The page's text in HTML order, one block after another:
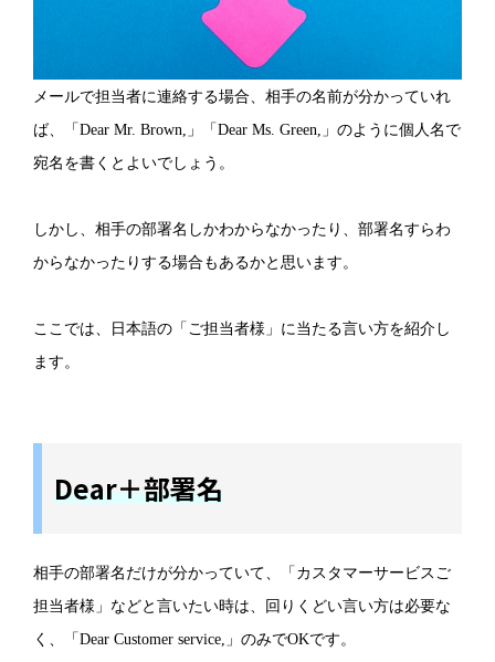
メールで担当者に連絡する場合、相手の名前が分かっていれ
ば、「Dear Mr. Brown,」「Dear Ms. Green,」のように個人名で
宛名を書くとよいでしょう。
しかし、相手の部署名しかわからなかったり、部署名すらわ
からなかったりする場合もあるかと思います。
ここでは、日本語の「ご担当者様」に当たる言い方を紹介し
ます。
Dear＋部署名
相手の部署名だけが分かっていて、「カスタマーサービスご
担当者様」などと言いたい時は、回りくどい言い方は必要な
く、「Dear Customer service,」のみでOKです。